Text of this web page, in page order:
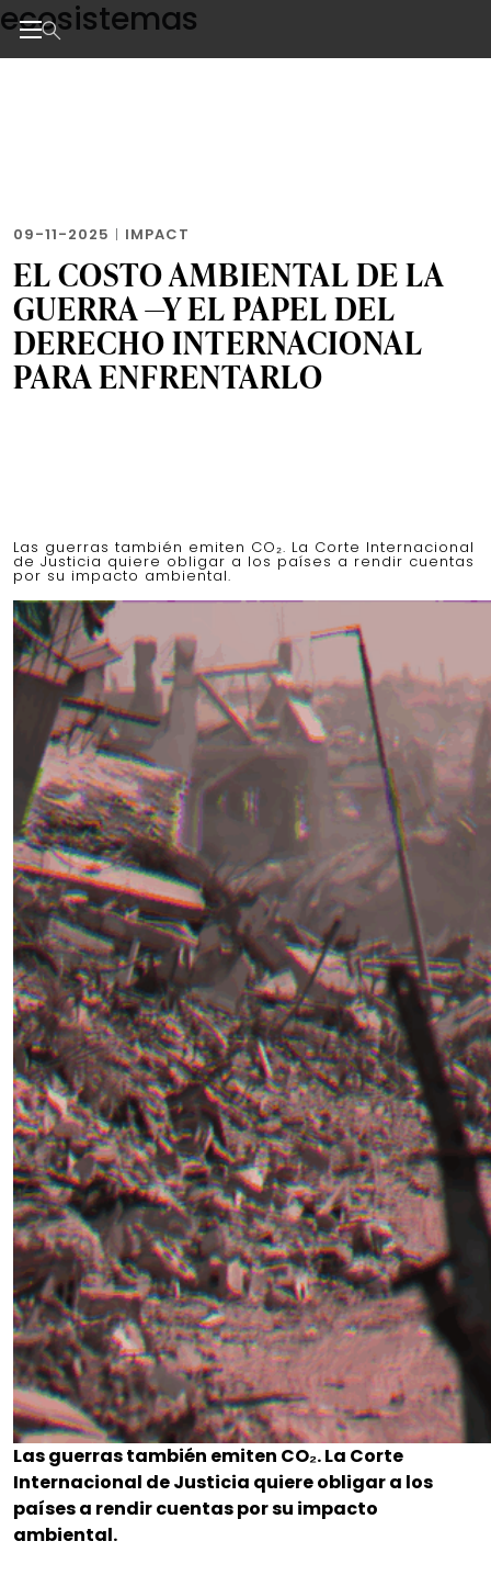
Skip
to
the
ecosistemas
09-11-2025 | IMPACT
EL COSTO AMBIENTAL DE LA
GUERRA —Y EL PAPEL DEL
DERECHO INTERNACIONAL
PARA ENFRENTARLO
Las guerras también emiten CO₂. La Corte Internacional
de Justicia quiere obligar a los países a rendir cuentas
por su impacto ambiental.
Las guerras también emiten CO₂. La Corte
Internacional de Justicia quiere obligar a los
países a rendir cuentas por su impacto
ambiental.